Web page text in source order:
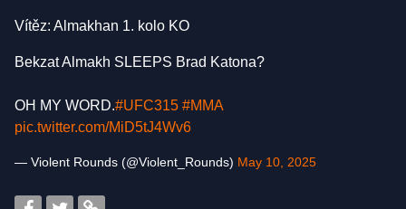
Vítěz: Almakhan 1. kolo KO
Bekzat Almakh SLEEPS Brad Katona?
OH MY WORD.#UFC315 #MMA
pic.twitter.com/MiD5tJ4Wv6
— Violent Rounds (@Violent_Rounds) May 10, 2025